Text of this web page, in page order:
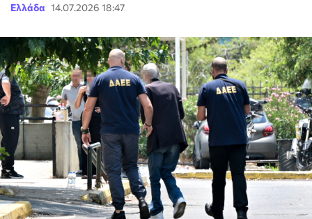
Ελλάδα 14.07.2026 18:47